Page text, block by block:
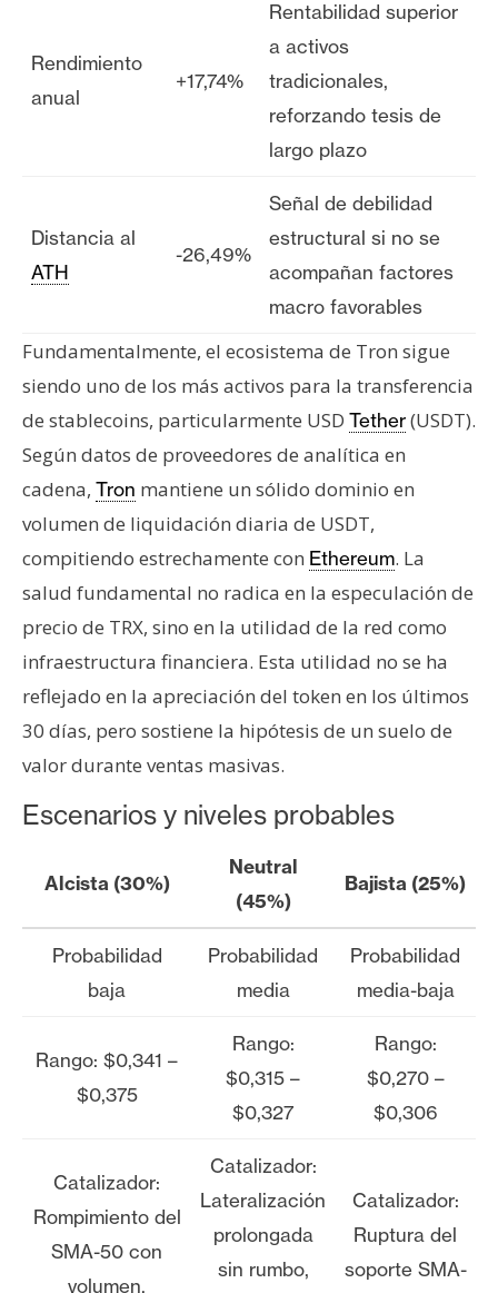
Rendimiento
anual
+17,74%
Rentabilidad superior
a activos
tradicionales,
reforzando tesis de
largo plazo
Distancia al
ATH
-26,49%
Señal de debilidad
estructural si no se
acompañan factores
macro favorables
Fundamentalmente, el ecosistema de Tron sigue
siendo uno de los más activos para la transferencia
de stablecoins, particularmente USD Tether(USDT).
Según datos de proveedores de analítica en
cadena, Tron mantiene un sólido dominio en
volumen de liquidación diaria de USDT,
compitiendo estrechamente con Ethereum. La
salud fundamental no radica en la especulación de
precio de TRX, sino en la utilidad de la red como
infraestructura financiera. Esta utilidad no se ha
reflejado en la apreciación del token en los últimos
30 días, pero sostiene la hipótesis de un suelo de
valor durante ventas masivas.
Escenarios y niveles probables
Alcista (30%)
Neutral
(45%)
Bajista (25%)
Probabilidad
baja
Probabilidad
media
Probabilidad
media-baja
Rango: $0,341 –
$0,375
Rango:
$0,315 –
$0,327
Rango:
$0,270 –
$0,306
Catalizador:
Rompimiento del
SMA-50 con
volumen,
Catalizador:
Lateralización
prolongada
sin rumbo,
Catalizador:
Ruptura del
soporte SMA-